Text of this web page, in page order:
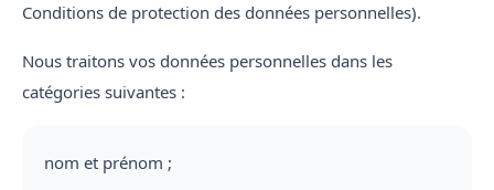
Conditions de protection des données personnelles).
Nous traitons vos données personnelles dans les
catégories suivantes :
nom et prénom ;